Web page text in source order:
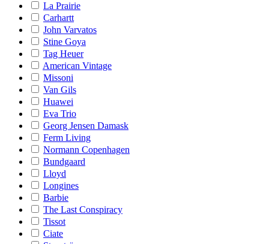
La Prairie
Carhartt
John Varvatos
Stine Goya
Tag Heuer
American Vintage
Missoni
Van Gils
Huawei
Eva Trio
Georg Jensen Damask
Ferm Living
Normann Copenhagen
Bundgaard
Lloyd
Longines
Barbie
The Last Conspiracy
Tissot
Ciate